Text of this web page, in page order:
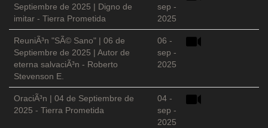
Septiembre de 2025 | Digno de
imitar - Tierra Prometida
sep -
2025
ReuniÃ³n "SÃ© Sano" | 06 de
Septiembre de 2025 | Autor de
eterna salvaciÃ³n - Roberto
Stevenson E.
06 -
sep -
2025
OraciÃ³n | 04 de Septiembre de
2025 - Tierra Prometida
04 -
sep -
2025